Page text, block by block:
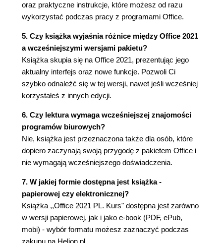
Zaznaczanie wiersza (80)
Zaznaczanie wierszy sąsiadujących (81)
Zaznaczanie arkusza (84)
Anulowanie zaznaczenia (85)
Zaznaczanie komórek na podstawie
zawartości (86)
Wyróżnianie komórek w zależności od
zawartości (87)
Wyróżnianie komórek w zależności od
wartości (90)
Znajdowanie różnic między kolumnami (91)
Blokowanie nazw kolumn (93)
Ukrywanie kolumn (96)
Proste obliczenia (98)
Formuły (99)
Prognozowanie wyników (101)
Wyliczanie i wykreślanie funkcji (104)
Makropolecenia (106)
oraz praktyczne instrukcje, które możesz od razu
wykorzystać podczas pracy z programami Office.
5. Czy książka wyjaśnia różnice między Office 2021
a wcześniejszymi wersjami pakietu?
Książka skupia się na Office 2021, prezentując jego
aktualny interfejs oraz nowe funkcje. Pozwoli Ci
szybko odnaleźć się w tej wersji, nawet jeśli wcześniej
korzystałeś z innych edycji.
6. Czy lektura wymaga wcześniejszej znajomości
programów biurowych?
Nie, książka jest przeznaczona także dla osób, które
dopiero zaczynają swoją przygodę z pakietem Office i
nie wymagają wcześniejszego doświadczenia.
7. W jakiej formie dostępna jest książka -
papierowej czy elektronicznej?
Książka ,,Office 2021 PL. Kurs" dostępna jest zarówno
w wersji papierowej, jak i jako e-book (PDF, ePub,
mobi) - wybór formatu możesz zaznaczyć podczas